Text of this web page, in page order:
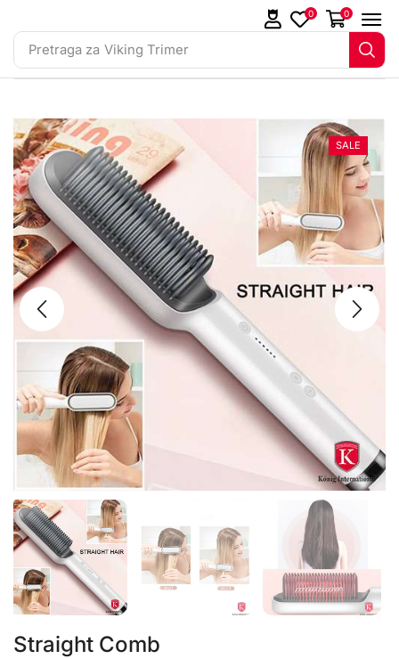
Pretraga za Viking Trimer
0 0
SALE
Straight Comb